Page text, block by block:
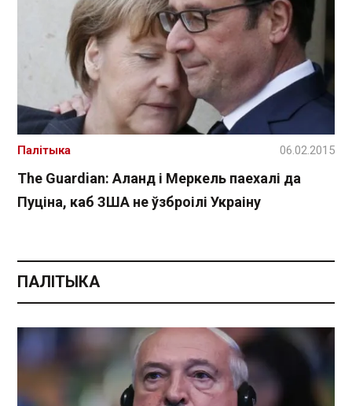
The Guardian: Аланд і Меркель паехалі да
Пуціна, каб ЗША не ўзброілі Украіну
Палітыка 06.02.2015
ПАЛІТЫКА